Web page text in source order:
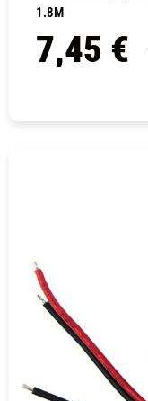
1.8M
7,45 €